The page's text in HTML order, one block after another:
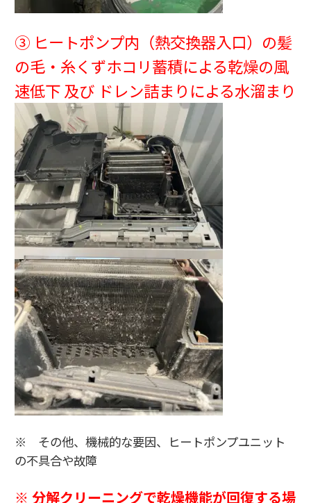
③ ヒートポンプ内（熱交換器入口）の髪
の毛・糸くずホコリ蓄積による乾燥の風
速低下 及び ドレン詰まりによる水溜まり
※ その他、機械的な要因、ヒートポンプユニット
の不具合や故障
※ 分解クリーニングで乾燥機能が回復する場